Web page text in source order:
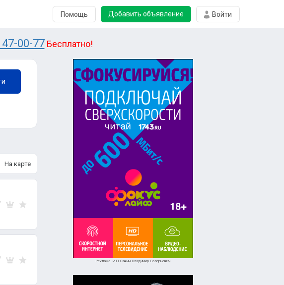
Помощь Добавить объявление Войти
00-77Бесплатно!
На карте
Реклама. ИП Савин Владимир Валерьевич